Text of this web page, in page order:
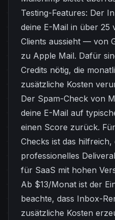
Testing-Features: Der
deine E-Mail in über 25
Clients aussieht — von
zu Apple Mail. Dafür
Credits nötig, die
zusätzliche Kosten
Der Spam-Check von
deine E-Mail auf
einen Score zurück.
Checks ist das
professionelles
für SaaS mit hohen
Ab $13/Monat ist der
beachte, dass Inbox-
zusätzliche Kosten